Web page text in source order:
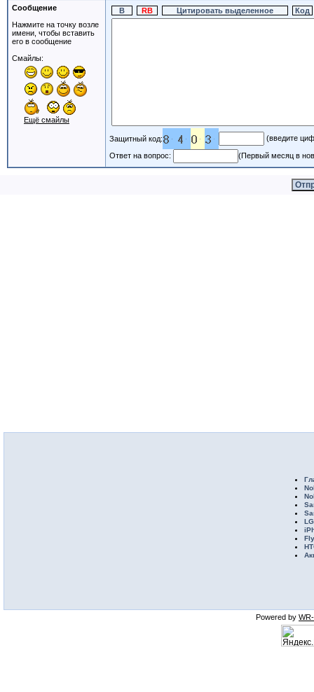
Сообщение
Нажмите на точку возле
имени, чтобы вставить
его в сообщение
Смайлы:
Ещё смайлы
Защитный код: (введите
Ответ на вопрос: (Первый месяц в
LG
Fly
Powered by